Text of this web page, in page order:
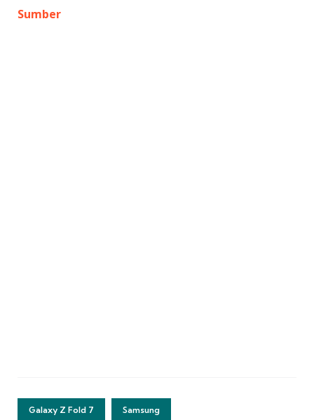
Sumber
Galaxy Z Fold 7 Samsung